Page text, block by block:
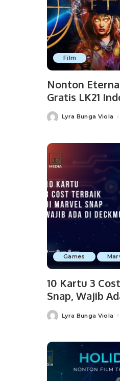
Film
Nonton
Gratis LK21
PostedLyra Bunga Viola
Games
10 Kartu 3
Snap, Wajib
PostedLyra Bunga Viola